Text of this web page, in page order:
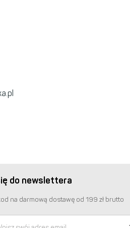
do newslettera
na darmową dostawę od 199 zł brutto